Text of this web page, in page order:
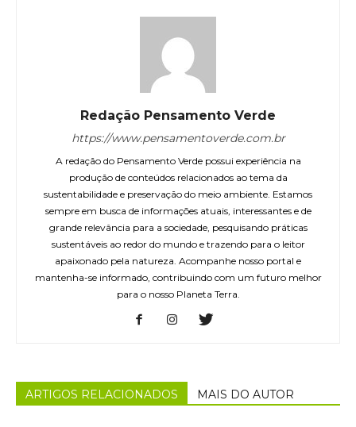
Redação Pensamento Verde
https://www.pensamentoverde.com.br
A redação do Pensamento Verde possui experiência na
produção de conteúdos relacionados ao tema da
sustentabilidade e preservação do meio ambiente. Estamos
sempre em busca de informações atuais, interessantes e de
grande relevância para a sociedade, pesquisando práticas
sustentáveis ao redor do mundo e trazendo para o leitor
apaixonado pela natureza. Acompanhe nosso portal e
mantenha-se informado, contribuindo com um futuro melhor
para o nosso Planeta Terra.
ARTIGOS RELACIONADOS MAIS DO AUTOR